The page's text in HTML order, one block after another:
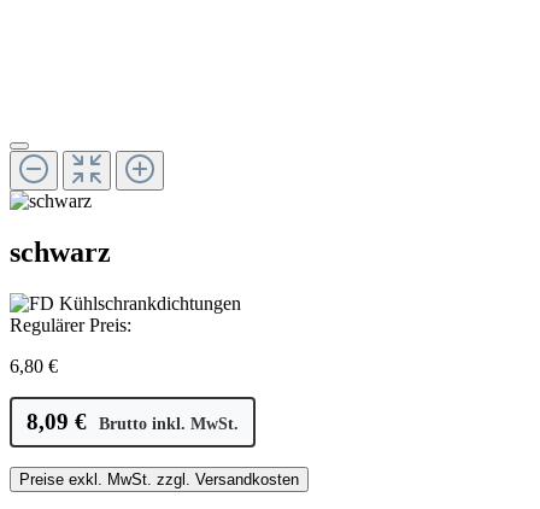
schwarz
Regulärer Preis:
6,80 €
8,09 € Brutto inkl. MwSt.
Preise exkl. MwSt. zzgl. Versandkosten